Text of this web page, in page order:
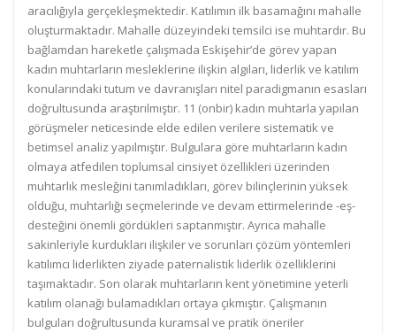
aracılığıyla gerçekleşmektedir. Katılımın ilk basamağını mahalle
oluşturmaktadır. Mahalle düzeyindeki temsilci ise muhtardır. Bu
bağlamdan hareketle çalışmada Eskişehir’de görev yapan
kadın muhtarların mesleklerine ilişkin algıları, liderlik ve katılım
konularındaki tutum ve davranışları nitel paradigmanın esasları
doğrultusunda araştırılmıştır. 11 (onbir) kadın muhtarla yapılan
görüşmeler neticesinde elde edilen verilere sistematik ve
betimsel analiz yapılmıştır. Bulgulara göre muhtarların kadın
olmaya atfedilen toplumsal cinsiyet özellikleri üzerinden
muhtarlık mesleğini tanımladıkları, görev bilinçlerinin yüksek
olduğu, muhtarlığı seçmelerinde ve devam ettirmelerinde -eş-
desteğini önemli gördükleri saptanmıştır. Ayrıca mahalle
sakinleriyle kurdukları ilişkiler ve sorunları çözüm yöntemleri
katılımcı liderlikten ziyade paternalistik liderlik özelliklerini
taşımaktadır. Son olarak muhtarların kent yönetimine yeterli
katılım olanağı bulamadıkları ortaya çıkmıştır. Çalışmanın
bulguları doğrultusunda kuramsal ve pratik öneriler